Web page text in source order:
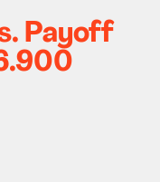
Payoff